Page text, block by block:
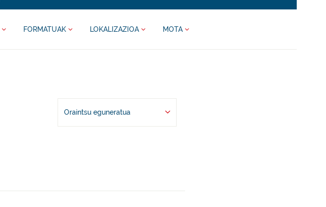
FORMATUAK LOKALIZAZIOA MOTA
Oraintsu eguneratua